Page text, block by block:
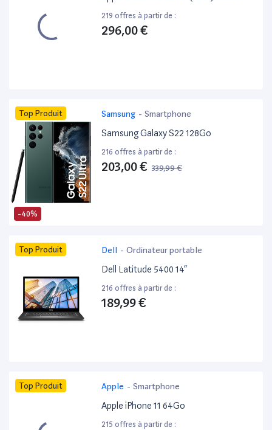
219 offres à partir de :
296,00 €
-40%
Top Produit Samsung - Smartphone
Samsung Galaxy S22 128Go
216 offres à partir de :
203,00 € 339,99 €
Top Produit Dell - Ordinateur portable
Dell Latitude 5400 14”
216 offres à partir de :
189,99 €
Top Produit Apple - Smartphone
Apple iPhone 11 64Go
215 offres à partir de :